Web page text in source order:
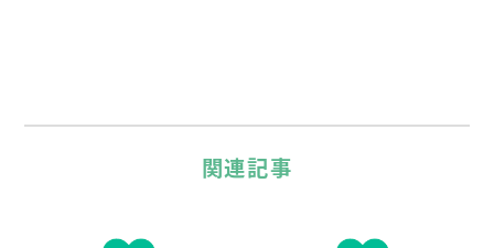
関連記事